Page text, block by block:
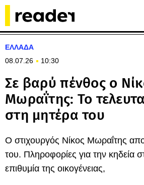
ΕΛΛΑΔΑ
08.07.26
10:30
Σε βαρύ πένθος ο
Μωραΐτης: Το
στη μητέρα του
Ο στιχουργός Νίκος Μωραΐτης
του. Πληροφορίες για την κηδεία
επιθυμία της οικογένειας,